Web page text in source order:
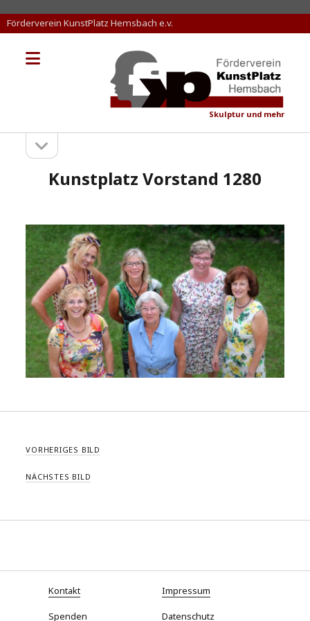
Förderverein KunstPlatz Hemsbach e.v.
Skulptur und mehr
Menü
Sidebaröffnen
Kunstplatz Vorstand 1280
VORHERIGES BILD
NÄCHSTES BILD
Kontakt Impressum
Spenden Datenschutz